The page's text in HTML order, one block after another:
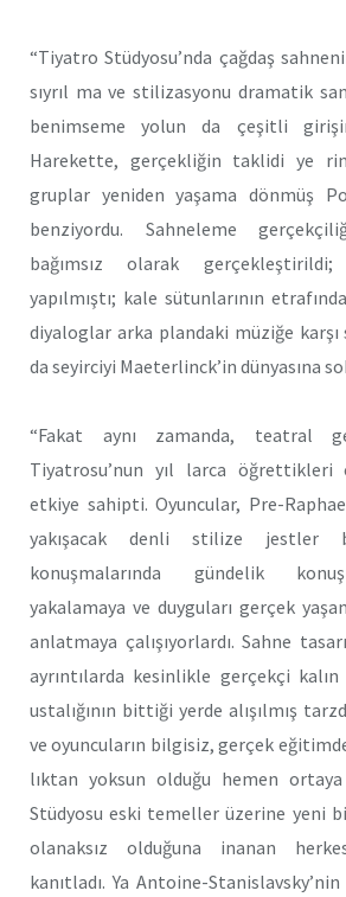
“Tiyatro Stüdyosu’nda çağdaş
sıyrıl ma ve stilizasyonu dramatik
benimseme yolun da çeşitli
Harekette, gerçekliğin taklidi ye
gruplar yeniden yaşama dönmüş
benziyordu. Sahneleme
bağımsız olarak
yapılmıştı; kale sütunlarının
diyaloglar arka plandaki müziğe karşı
da seyirciyi Maeterlinck’in dünyasına
“Fakat aynı zamanda, teatral
Tiyatrosu’nun yıl larca
etkiye sahipti. Oyuncular, Pre-
yakışacak denli stilize jestler
konuşmalarında gündelik
yakalamaya ve duyguları gerçek
anlatmaya çalışıyorlardı. Sahne
ayrıntılarda kesinlikle gerçekçi kalın
ustalığının bittiği yerde alışılmış
ve oyuncuların bilgisiz, gerçek
lıktan yoksun olduğu hemen ortaya
Stüdyosu eski temeller üzerine yeni
olanaksız olduğuna inanan
kanıtladı. Ya Antoine-